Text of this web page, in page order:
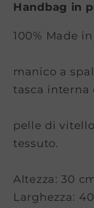
Handbag in
100% Made
manico a
tasca interna
pelle di
tessuto.
Altezza: 30
Larghezza: